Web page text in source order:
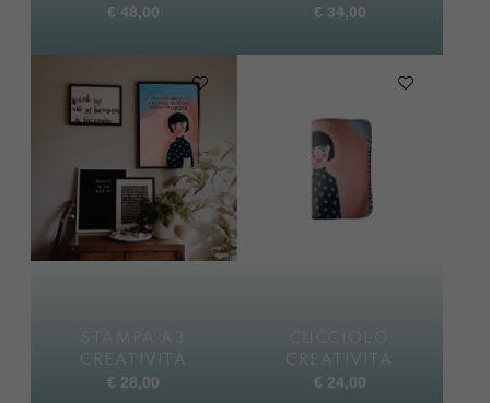
€ 48,00 € 34,00
STAMPA A3
CREATIVITÀ
€ 28,00
CREATIVITÀ
€ 24,00